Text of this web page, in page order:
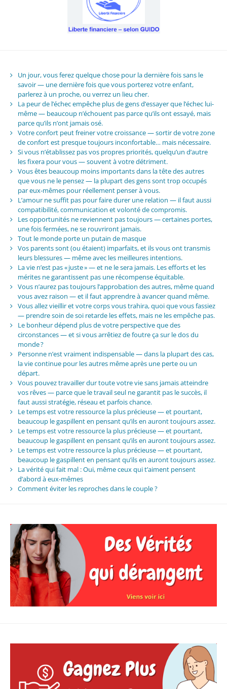
Un jour, vous ferez quelque chose pour la dernière fois sans le
savoir — une dernière fois que vous porterez votre enfant,
parlerez à un proche, ou verrez un lieu cher.
La peur de l’échec empêche plus de gens d’essayer que l’échec lui-
même — beaucoup n’échouent pas parce qu’ils ont essayé, mais
parce qu’ils n’ont jamais osé.
Votre confort peut freiner votre croissance — sortir de votre zone
de confort est presque toujours inconfortable… mais nécessaire.
Si vous n’établissez pas vos propres priorités, quelqu’un d’autre
les fixera pour vous — souvent à votre détriment.
Vous êtes beaucoup moins importants dans la tête des autres
que vous ne le pensez — la plupart des gens sont trop occupés
par eux-mêmes pour réellement penser à vous.
L’amour ne suffit pas pour faire durer une relation — il faut aussi
compatibilité, communication et volonté de compromis.
Les opportunités ne reviennent pas toujours — certaines portes,
une fois fermées, ne se rouvriront jamais.
Tout le monde porte un putain de masque
Vos parents sont (ou étaient) imparfaits, et ils vous ont transmis
leurs blessures — même avec les meilleures intentions.
La vie n’est pas « juste » — et ne le sera jamais. Les efforts et les
mérites ne garantissent pas une récompense équitable.
Vous n’aurez pas toujours l’approbation des autres, même quand
vous avez raison — et il faut apprendre à avancer quand même.
Vous allez vieillir et votre corps vous trahira, quoi que vous fassiez
— prendre soin de soi retarde les effets, mais ne les empêche pas.
Le bonheur dépend plus de votre perspective que des
circonstances — et si vous arrêtiez de foutre ça sur le dos du
monde ?
Personne n’est vraiment indispensable — dans la plupart des cas,
la vie continue pour les autres même après une perte ou un
départ.
Vous pouvez travailler dur toute votre vie sans jamais atteindre
vos rêves — parce que le travail seul ne garantit pas le succès, il
faut aussi stratégie, réseau et parfois chance.
Le temps est votre ressource la plus précieuse — et pourtant,
beaucoup le gaspillent en pensant qu’ils en auront toujours assez.
Le temps est votre ressource la plus précieuse — et pourtant,
beaucoup le gaspillent en pensant qu’ils en auront toujours assez.
Le temps est votre ressource la plus précieuse — et pourtant,
beaucoup le gaspillent en pensant qu’ils en auront toujours assez.
La vérité qui fait mal : Oui, même ceux qui t’aiment pensent
d’abord à eux-mêmes
Comment éviter les reproches dans le couple ?